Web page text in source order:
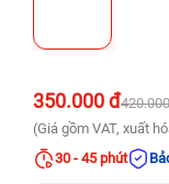
350.000 đ
(Giá gồm VAT, xuất
30 - 45 phút